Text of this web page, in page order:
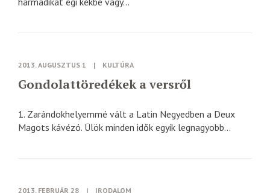
2013. AUGUSZTUS 1 | KULTÚRA
Gondolattöredékek a versről
1. Zarándokhelyemmé vált a Latin Negyedben a Deux
Magots kávézó. Ülök minden idők egyik legnagyobb...
2013. FEBRUÁR 28 | IRODALOM